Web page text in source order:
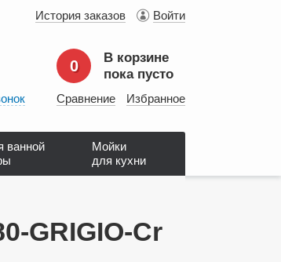
История заказов Войти
0
В корзине
пока пусто
Сравнение Избранное
ванной
Мойки
для кухни
GRIGIO-Cr